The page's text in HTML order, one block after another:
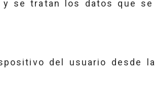
se tratan los datos que se
del usuario desde la